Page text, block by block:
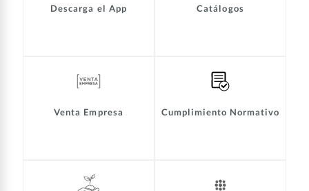
Descarga el App Catálogos
Venta Empresa Cumplimiento Normativo